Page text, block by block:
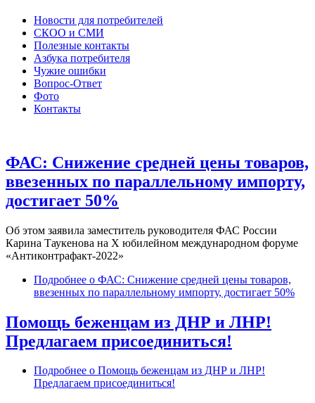
Новости для потребителей
СКОО и СМИ
Полезные контакты
Азбука потребителя
Чужие ошибки
Вопрос-Ответ
Фото
Контакты
ФАС: Снижение средней цены товаров,
ввезенных по параллельному импорту,
достигает 50%
Об этом заявила заместитель руководителя ФАС России
Карина Таукенова на X юбилейном международном форуме
«Антиконтрафакт-2022»
Подробнее о ФАС: Снижение средней цены товаров,
ввезенных по параллельному импорту, достигает 50%
Помощь беженцам из ДНР и ЛНР!
Предлагаем присоединиться!
Подробнее о Помощь беженцам из ДНР и ЛНР!
Предлагаем присоединиться!